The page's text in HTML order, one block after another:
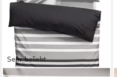
Sehr beliebt